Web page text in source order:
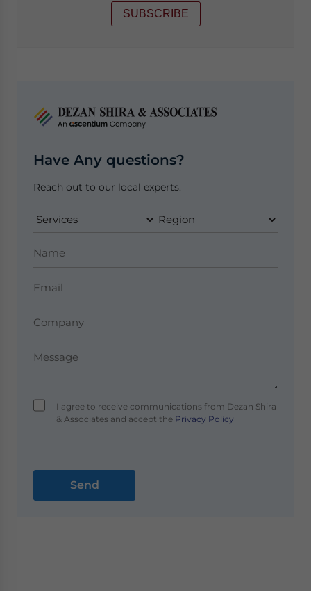
SUBSCRIBE
Have Any questions?
Reach out to our local experts.
I agree to receive communications from Dezan Shira
& Associates and accept thePrivacy Policy